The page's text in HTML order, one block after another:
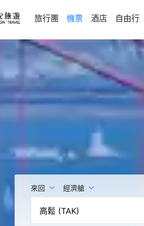
旅行團 機票 酒店 自由行
來回 經濟艙